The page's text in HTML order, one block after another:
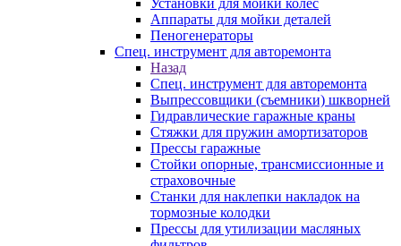
Установки для мойки колес
Аппараты для мойки деталей
Пеногенераторы
Спец. инструмент для авторемонта
Назад
Спец. инструмент для авторемонта
Выпрессовщики (съемники) шкворней
Гидравлические гаражные краны
Стяжки для пружин амортизаторов
Прессы гаражные
Стойки опорные, трансмиссионные и
страховочные
Станки для наклепки накладок на
тормозные колодки
Прессы для утилизации масляных